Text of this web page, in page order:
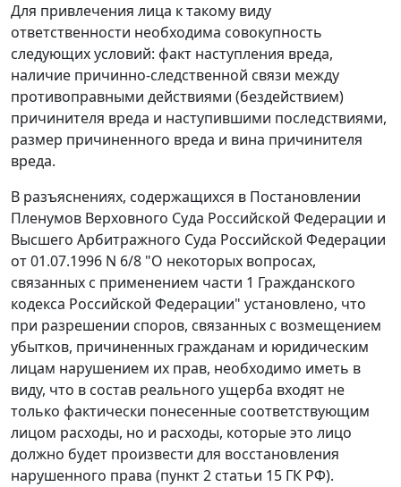
Для привлечения лица к такому виду
ответственности необходима совокупность
следующих условий: факт наступления вреда,
наличие причинно-следственной связи между
противоправными действиями (бездействием)
причинителя вреда и наступившими последствиями,
размер причиненного вреда и вина причинителя
вреда.
В разъяснениях, содержащихся в Постановлении
Пленумов Верховного Суда Российской Федерации и
Высшего Арбитражного Суда Российской Федерации
от 01.07.1996 N 6/8 "О некоторых вопросах,
связанных с применением части 1 Гражданского
кодекса Российской Федерации" установлено, что
при разрешении споров, связанных с возмещением
убытков, причиненных гражданам и юридическим
лицам нарушением их прав, необходимо иметь в
виду, что в состав реального ущерба входят не
только фактически понесенные соответствующим
лицом расходы, но и расходы, которые это лицо
должно будет произвести для восстановления
нарушенного права (пункт 2 статьи 15 ГК РФ).